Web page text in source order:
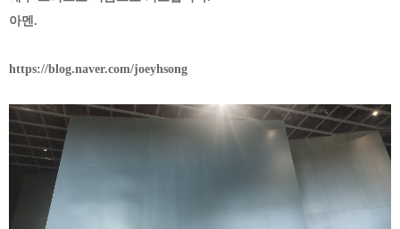
아멘.
https://blog.naver.com/joeyhsong